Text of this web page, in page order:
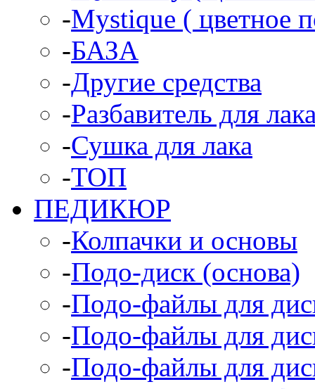
-Mystique ( цветное
-БАЗА
-Другие средства
-Разбавитель для
-Сушка для лака
-ТОП
ПЕДИКЮР
-Колпачки и основы
-Подо-диск (основа)
-Подо-файлы для
-Подо-файлы для
-Подо-файлы для